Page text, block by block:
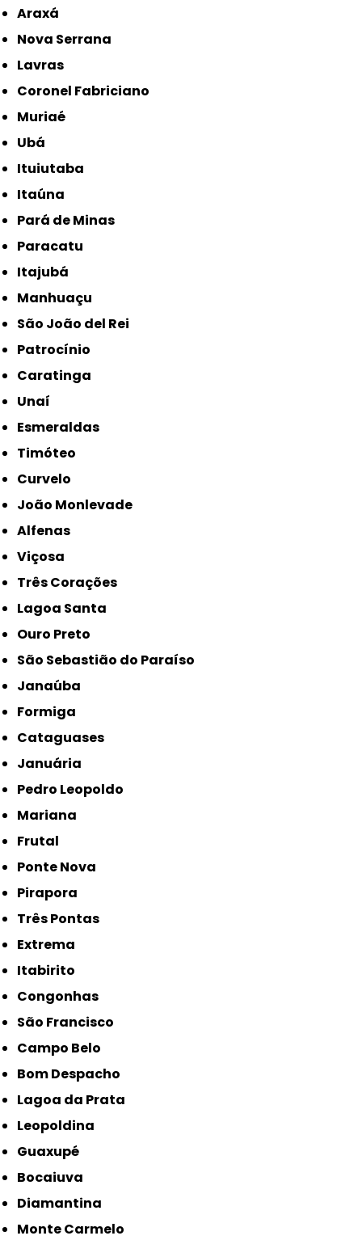
Araxá
Nova Serrana
Lavras
Coronel Fabriciano
Muriaé
Ubá
Ituiutaba
Itaúna
Pará de Minas
Paracatu
Itajubá
Manhuaçu
São João del Rei
Patrocínio
Caratinga
Unaí
Esmeraldas
Timóteo
Curvelo
João Monlevade
Alfenas
Viçosa
Três Corações
Lagoa Santa
Ouro Preto
São Sebastião do Paraíso
Janaúba
Formiga
Cataguases
Januária
Pedro Leopoldo
Mariana
Frutal
Ponte Nova
Pirapora
Três Pontas
Extrema
Itabirito
Congonhas
São Francisco
Campo Belo
Bom Despacho
Lagoa da Prata
Leopoldina
Guaxupé
Bocaiuva
Diamantina
Monte Carmelo